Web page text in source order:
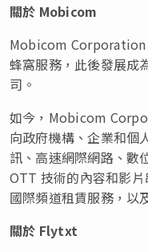
關於 Mobicom
Mobicom Corporation
蜂窩服務，此後發展成
司。
如今，Mobicom
向政府機構、企業和個
訊、高速網際網路、數
OTT 技術的內容和影
國際頻道租賃服務，以
關於 Flytxt